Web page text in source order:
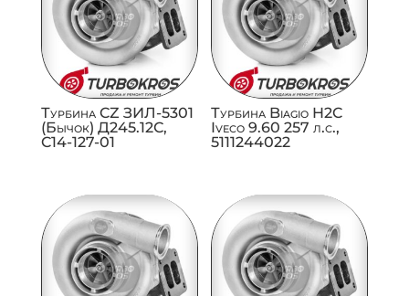
Турбина CZ ЗИЛ-5301
(Бычок) Д245.12С,
C14-127-01
Турбина Biagio H2C
Iveco 9.60 257 л.с.,
5111244022